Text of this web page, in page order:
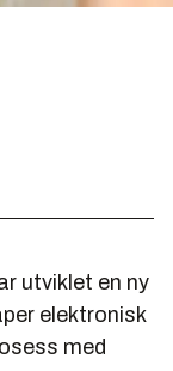
utviklet en ny
elektronisk
med